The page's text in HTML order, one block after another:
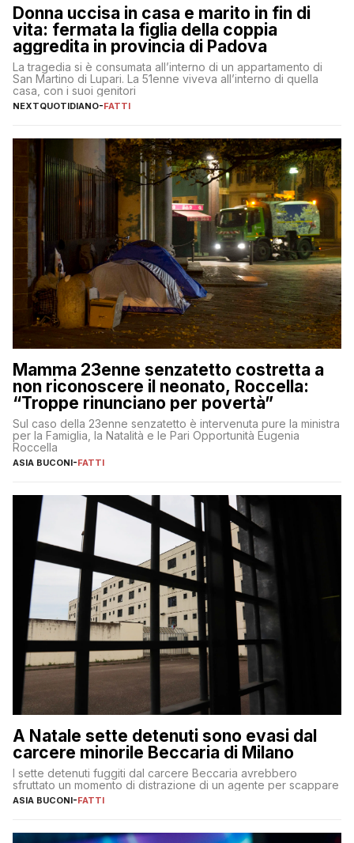
Donna uccisa in casa e marito in fin di
vita: fermata la figlia della coppia
aggredita in provincia di Padova
La tragedia si è consumata all’interno di un appartamento di
San Martino di Lupari. La 51enne viveva all’interno di quella
casa, con i suoi genitori
NEXTQUOTIDIANO-FATTI
Mamma 23enne senzatetto costretta a
non riconoscere il neonato, Roccella:
“Troppe rinunciano per povertà”
Sul caso della 23enne senzatetto è intervenuta pure la ministra
per la Famiglia, la Natalità e le Pari Opportunità Eugenia
Roccella
ASIA BUCONI-FATTI
A Natale sette detenuti sono evasi dal
carcere minorile Beccaria di Milano
I sette detenuti fuggiti dal carcere Beccaria avrebbero
sfruttato un momento di distrazione di un agente per scappare
ASIA BUCONI-FATTI